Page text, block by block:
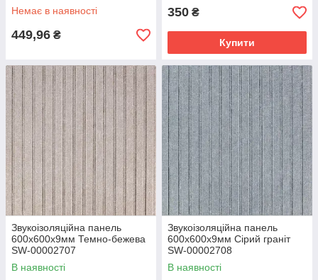
Немає в наявності
449,96 ₴
350 ₴
Купити
Звукоізоляційна панель
600х600х9мм Темно-бежева
SW-00002707
В наявності
Звукоізоляційна панель
600х600х9мм Сірий граніт
SW-00002708
В наявності